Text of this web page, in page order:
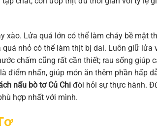
xào. Lửa quá lớn có thể làm cháy bề mặt
nhỏ có thể làm thịt bị dai. Luôn giữ lửa
chấm cũng rất cần thiết; rau sống giúp
điểm nhấn, giúp món ăn thêm phần hấp
nấu bò tơ Củ Chi đòi hỏi sự thực hành.
hợp nhất với mình.